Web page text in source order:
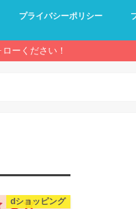
プライバシーポリシー
ーください！
dショッピング